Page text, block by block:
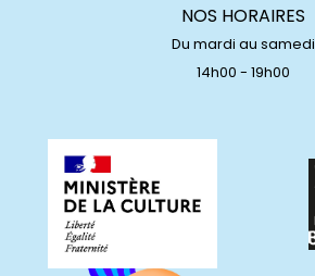
NOS HORAIRES
Du mardi au samedi
14h00 - 19h00